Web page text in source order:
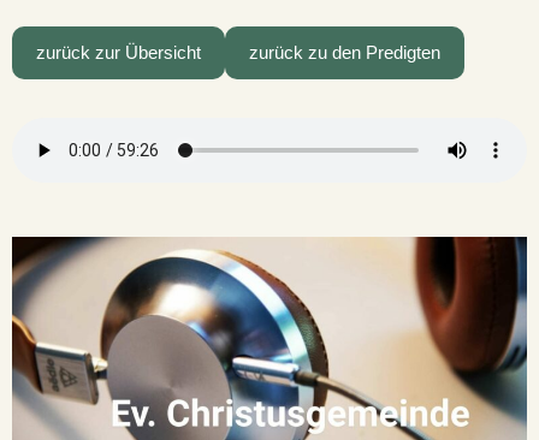
zurück zur Übersicht zurück zu den Predigten